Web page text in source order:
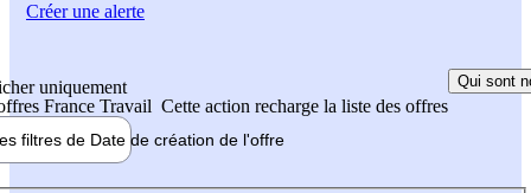
uniquement
France Travail Cette action recharge la liste des offres
Qui sont
filtres de Date de création de l'offre
Créer une alerte